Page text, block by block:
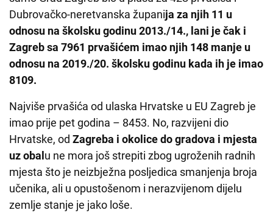
Dubrovačko-neretvanska županija za njih 11 u
odnosu na školsku godinu 2013./14., lani je čak i
Zagreb sa 7961 prvašićem imao njih 148 manje u
odnosu na 2019./20. školsku godinu kada ih je imao
8109.
Najviše prvašića od ulaska Hrvatske u EU Zagreb je
imao prije pet godina – 8453. No, razvijeni dio
Hrvatske, od Zagreba i okolice do gradova i mjesta
uz obal u ne mora još strepiti zbog ugroženih radnih
mjesta što je neizbježna posljedica smanjenja broja
učenika, ali u opustošenom i nerazvijenom dijelu
zemlje stanje je jako loše.